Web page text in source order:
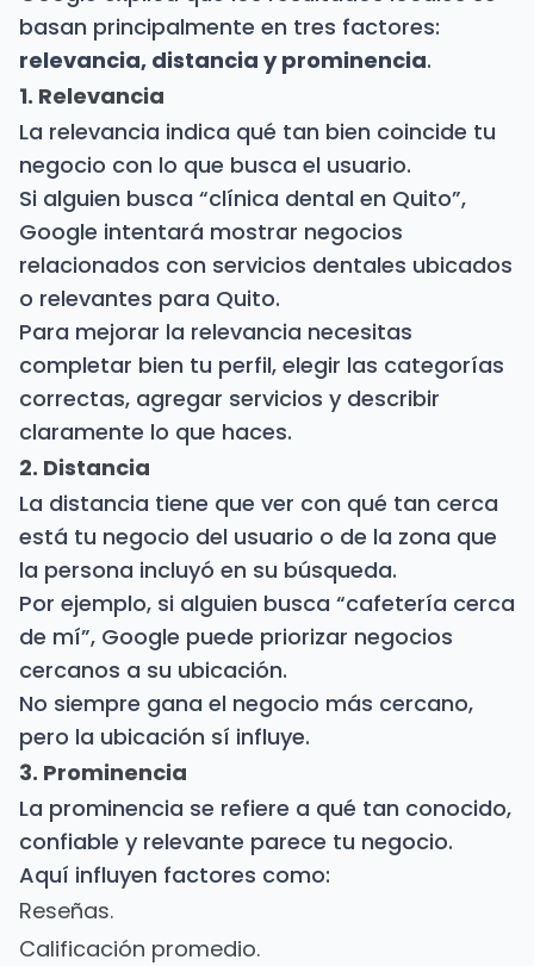
basan principalmente en tres factores:
relevancia, distancia y prominencia.
1. Relevancia
La relevancia indica qué tan bien coincide tu
negocio con lo que busca el usuario.
Si alguien busca “clínica dental en Quito”,
Google intentará mostrar negocios
relacionados con servicios dentales ubicados
o relevantes para Quito.
Para mejorar la relevancia necesitas
completar bien tu perfil, elegir las categorías
correctas, agregar servicios y describir
claramente lo que haces.
2. Distancia
La distancia tiene que ver con qué tan cerca
está tu negocio del usuario o de la zona que
la persona incluyó en su búsqueda.
Por ejemplo, si alguien busca “cafetería cerca
de mí”, Google puede priorizar negocios
cercanos a su ubicación.
No siempre gana el negocio más cercano,
pero la ubicación sí influye.
3. Prominencia
La prominencia se refiere a qué tan conocido,
confiable y relevante parece tu negocio.
Aquí influyen factores como:
Reseñas.
Calificación promedio.